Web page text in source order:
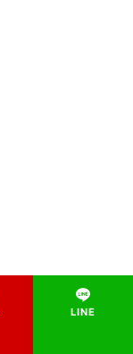
LINE